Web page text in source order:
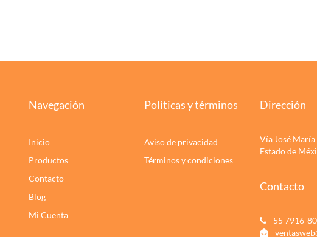
Navegación
Inicio
Productos
Contacto
Blog
Mi Cuenta
Políticas y términos
Aviso de privacidad
Términos y condiciones
Dirección
Vía José
Estado de
Contacto
55 7916-